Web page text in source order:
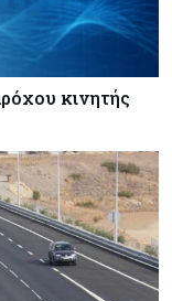
κινητής